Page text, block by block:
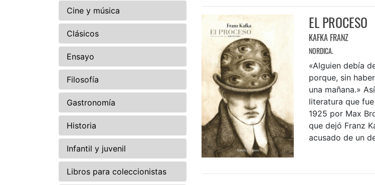
Cine y música
Clásicos
Ensayo
Filosofía
Gastronomía
Historia
Infantil y juvenil
Libros para coleccionistas
EL PROCESO
KAFKA FRANZ
NORDICA.
«Alguien debía
porque, sin
una mañana.»
literatura que
1925 por Max
que dejó Franz
acusado de un